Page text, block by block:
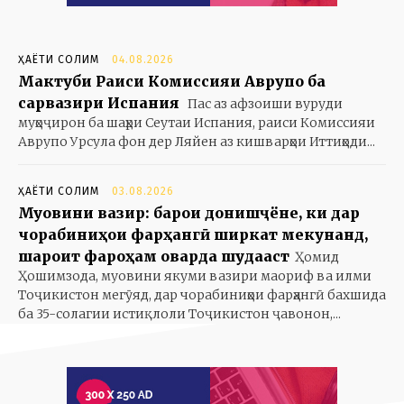
ҲАЁТИ СОЛИМ 04.08.2026
Мактуби Раиси Комиссияи Аврупо ба
сарвазири Испания Пас аз афзоиши вуруди
муҳоҷирон ба шаҳри Сеутаи Испания, раиси Комиссияи
Аврупо Урсула фон дер Ляйен аз кишварҳои Иттиҳоди...
ҲАЁТИ СОЛИМ 03.08.2026
Муовини вазир: барои донишҷӯёне, ки дар
чорабиниҳои фарҳангӣ ширкат мекунанд,
шароит фароҳам оварда шудааст Ҳомид
Ҳошимзода, муовини якуми вазири маориф ва илми
Тоҷикистон мегӯяд, дар чорабиниҳои фарҳангӣ бахшида
ба 35-солагии истиқлоли Тоҷикистон ҷавонон,...